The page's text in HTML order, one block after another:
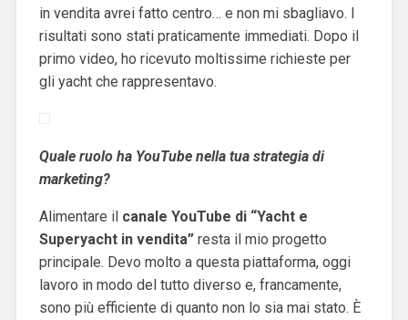
in vendita avrei fatto centro… e non mi sbagliavo. I
risultati sono stati praticamente immediati. Dopo il
primo video, ho ricevuto moltissime richieste per
gli yacht che rappresentavo.
Quale ruolo ha YouTube nella tua strategia di
marketing?
Alimentare il canale YouTube di “Yacht e
Superyacht in vendita”resta il mio progetto
principale. Devo molto a questa piattaforma, oggi
lavoro in modo del tutto diverso e, francamente,
sono più efficiente di quanto non lo sia mai stato. È